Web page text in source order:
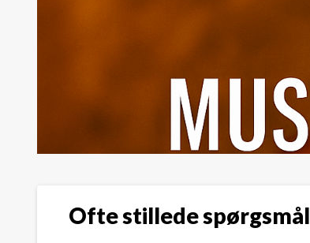
Ofte stillede spørgsmål